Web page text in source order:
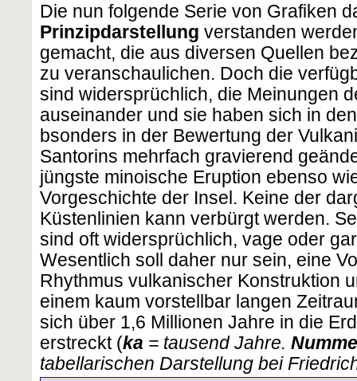
Die nun folgende Serie von Grafiken
Prinzipdarstellung verstanden
gemacht, die aus diversen Quellen
zu veranschaulichen. Doch die
sind widersprüchlich, die Meinungen
auseinander und sie haben sich in
bsonders in der Bewertung der
Santorins mehrfach gravierend
jüngste minoische Eruption ebenso
Vorgeschichte der Insel. Keine der
Küstenlinien kann verbürgt werden.
sind oft widersprüchlich, vage oder
Wesentlich soll daher nur sein, eine
Rhythmus vulkanischer Konstruktion
einem kaum vorstellbar langen
sich über 1,6 Millionen Jahre in die
erstreckt (ka = tausend Jahre.
tabellarischen Darstellung bei